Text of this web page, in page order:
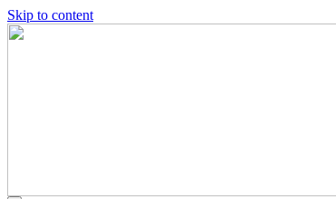
Skip to content